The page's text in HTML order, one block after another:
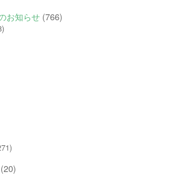
お知らせ (766)
(20)